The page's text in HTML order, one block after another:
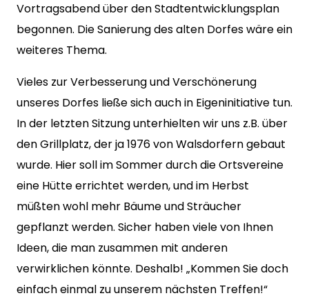
Vortragsabend über den Stadtentwicklungsplan
begonnen. Die Sanierung des alten Dorfes wäre ein
weiteres Thema.
Vieles zur Verbesserung und Verschönerung
unseres Dorfes ließe sich auch in Eigeninitiative tun.
In der letzten Sitzung unterhielten wir uns z.B. über
den Grillplatz, der ja 1976 von Walsdorfern gebaut
wurde. Hier soll im Sommer durch die Ortsvereine
eine Hütte errichtet werden, und im Herbst
müßten wohl mehr Bäume und Sträucher
gepflanzt werden. Sicher haben viele von Ihnen
Ideen, die man zusammen mit anderen
verwirklichen könnte. Deshalb! „Kommen Sie doch
einfach einmal zu unserem nächsten Treffen!“